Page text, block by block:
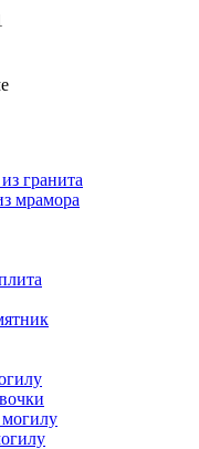
гранита
мрамора